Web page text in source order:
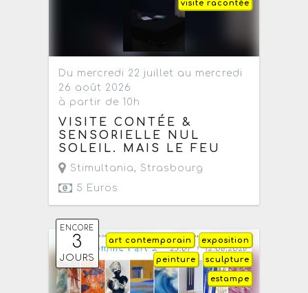
visite racontée
Du mercredi 22 juillet au mercredi
26 août 2026
à partir de 10h
VISITE CONTÉE &
SENSORIELLE NUL
SOLEIL. MAIS LE FEU
Stimultania, Strasbourg
5 Euros
ENCORE
3
JOURS
exposition
art contemporain
sculpture
peinture
estampe